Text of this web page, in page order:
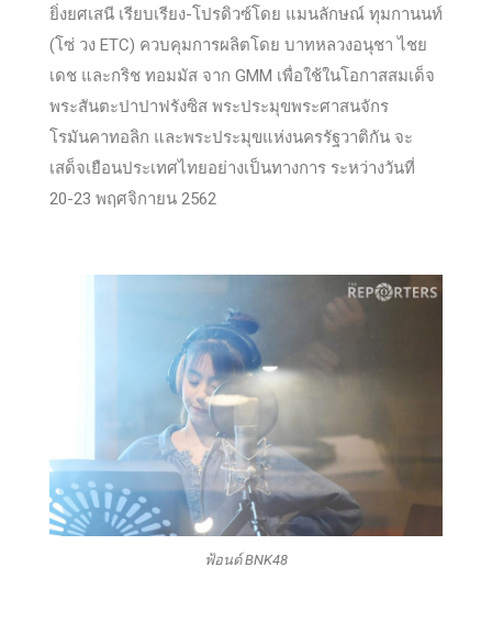
ยิ่งยศเสนี เรียบเรียง-โปรดิวซ์โดย แมนลักษณ์ ทุมกานนท์
(โซ่ วง ETC) ควบคุมการผลิตโดย บาทหลวงอนุชา ไชย
เดช และกริช ทอมมัส จาก GMM เพื่อใช้ในโอกาสสมเด็จ
พระสันตะปาปาฟรังซิส พระประมุขพระศาสนจักร
โรมันคาทอลิก และพระประมุขแห่งนครรัฐวาติกัน จะ
เสด็จเยือนประเทศไทยอย่างเป็นทางการ ระหว่างวันที่
20-23 พฤศจิกายน 2562
ฟ้อนด์ BNK48